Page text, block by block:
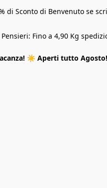
di Sconto di Benvenuto se
Fino a 4,90 Kg
☀️ Aperti tutto Agosto!